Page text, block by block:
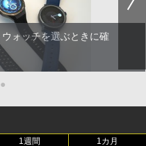
ォッチを選ぶときに確
●
1週間 1カ月